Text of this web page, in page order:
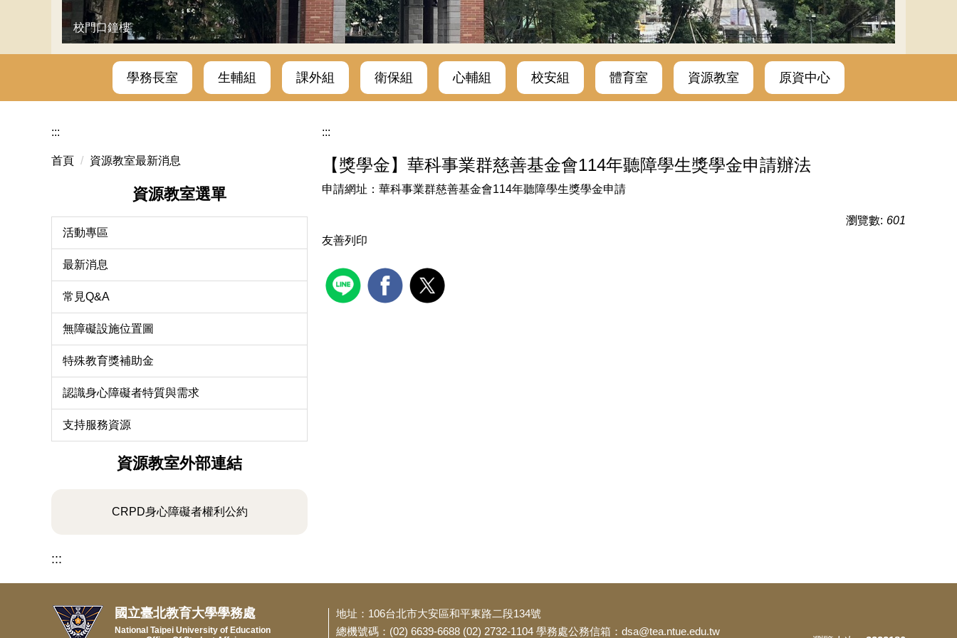
校門口鐘樓
學務長室 生輔組 課外組 衛保組 心輔組 校安組 體育室 資源教室 原資中心
:::
首頁 資源教室最新消息
資源教室選單
活動專區
最新消息
常見Q&A
無障礙設施位置圖
特殊教育獎補助金
認識身心障礙者特質與需求
支持服務資源
資源教室外部連結
CRPD身心障礙者權利公約
:::
【獎學金】華科事業群慈善基金會114年聽障學生獎學金申請辦法
申請網址： 華科事業群慈善基金會114年聽障學生獎學金申請
瀏覽數: 601
友善列印
:::
國立臺北教育大學學務處
National Taipei University of Education
地址：106台北市大安區和平東路二段134號
總機號碼：(02) 6639-6688 (02) 2732-1104 學務處公務信箱：dsa@tea.ntue.edu.tw